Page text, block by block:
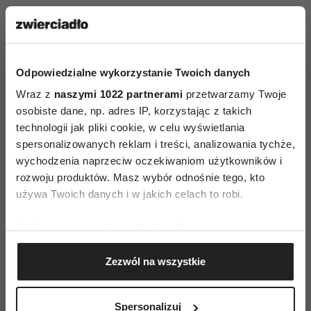
Odpowiedzialne wykorzystanie Twoich danych
Wraz z naszymi 1022 partnerami przetwarzamy Twoje
osobiste dane, np. adres IP, korzystając z takich
technologii jak pliki cookie, w celu wyświetlania
spersonalizowanych reklam i treści, analizowania tychże,
wychodzenia naprzeciw oczekiwaniom użytkowników i
rozwoju produktów. Masz wybór odnośnie tego, kto
używa Twoich danych i w jakich celach to robi.
Gromadzić dane dotyczące Twojej lokalizacji
geograficznej z dokładnością nawet do kilku metrów
Identyfikować Twoje urządzenie, aktywnie
Zezwól na wszystkie
Spersonalizuj
owoce, zamiast gotowych wędlin samemu
suszonymi ziołami.
- Spośród produktów mącznych (chleb,
makarony itp.) wybierać te zpełnego ziarna
mąki z pełnego przemiału.
- Unikać produktów smażonych, ciężkich sosów,
majonezu (można go zastąpić jogurtem).
Porady przygotowała Katarzyna Uścińska,
specjalista ds. żywienia z warszawskiej Kliniki